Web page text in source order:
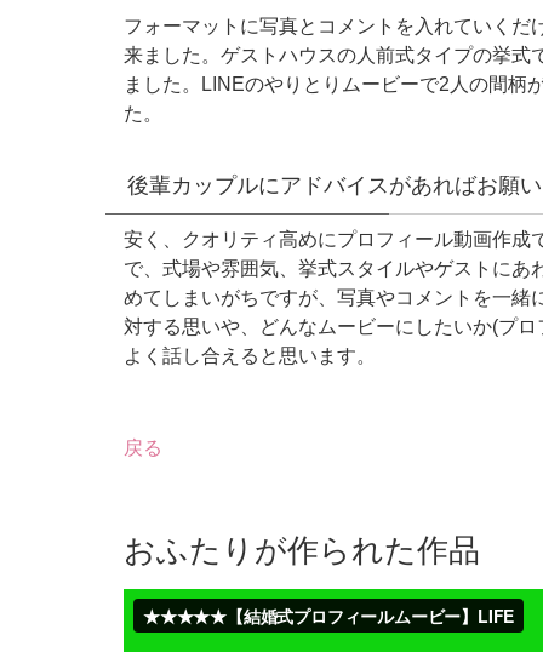
フォーマットに写真とコメントを入れていく
来ました。ゲストハウスの人前式タイプの挙
ました。LINEのやりとりムービーで2人の間柄
た。
後輩カップルにアドバイスがあればお願
安く、クオリティ高めにプロフィール動画作
で、式場や雰囲気、挙式スタイルやゲストに
めてしまいがちですが、写真やコメントを一
対する思いや、どんなムービーにしたいか(プ
よく話し合えると思います。
戻る
おふたりが作られた作品